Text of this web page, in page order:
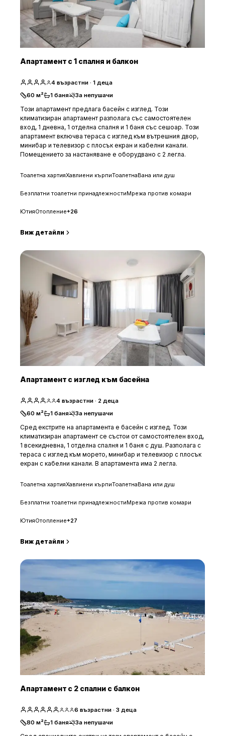
Апартамент с 1 спалня и балкон
4 възрастни · 1 деца
60 м² 1 баня За непушачи
Този апартамент предлага басейн с изглед. Този
климатизиран апартамент разполага със самостоятелен
вход, 1 дневна, 1 отделна спалня и 1 баня със сешоар. Този
апартамент включва тераса с изглед към вътрешния двор,
минибар и телевизор с плосък екран и кабелни канали.
Помещението за настаняване е оборудвано с 2 легла.
Тоалетна хартияХавлиени кърпиТоалетнаВана или душ
Безплатни тоалетни принадлежностиМрежа против комари
ЮтияОтопление+26
Виж детайли
Апартамент с изглед към басейна
4 възрастни · 2 деца
60 м² 1 баня За непушачи
Сред екстрите на апартамента е басейн с изглед. Този
климатизиран апартамент се състои от самостоятелен вход,
1 всекидневна, 1 отделна спалня и 1 баня с душ. Разполага с
тераса с изглед към морето, минибар и телевизор с плосък
екран с кабелни канали. В апартамента има 2 легла.
Тоалетна хартияХавлиени кърпиТоалетнаВана или душ
Безплатни тоалетни принадлежностиМрежа против комари
ЮтияОтопление+27
Виж детайли
Апартамент с 2 спални с балкон
6 възрастни · 3 деца
80 м² 1 баня За непушачи